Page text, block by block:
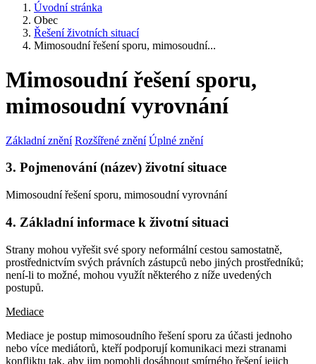
Úvodní stránka
Obec
Řešení životních situací
Mimosoudní řešení sporu, mimosoudní...
Mimosoudní řešení sporu,
mimosoudní vyrovnání
Základní znění Rozšířené znění Úplné znění
3. Pojmenování (název) životní situace
Mimosoudní řešení sporu, mimosoudní vyrovnání
4. Základní informace k životní situaci
Strany mohou vyřešit své spory neformální cestou samostatně,
prostřednictvím svých právních zástupců nebo jiných prostředníků;
není-li to možné, mohou využít některého z níže uvedených
postupů.
Mediace
Mediace je postup mimosoudního řešení sporu za účasti jednoho
nebo více mediátorů, kteří podporují komunikaci mezi stranami
konfliktu tak, aby jim pomohli dosáhnout smírného řešení jejich